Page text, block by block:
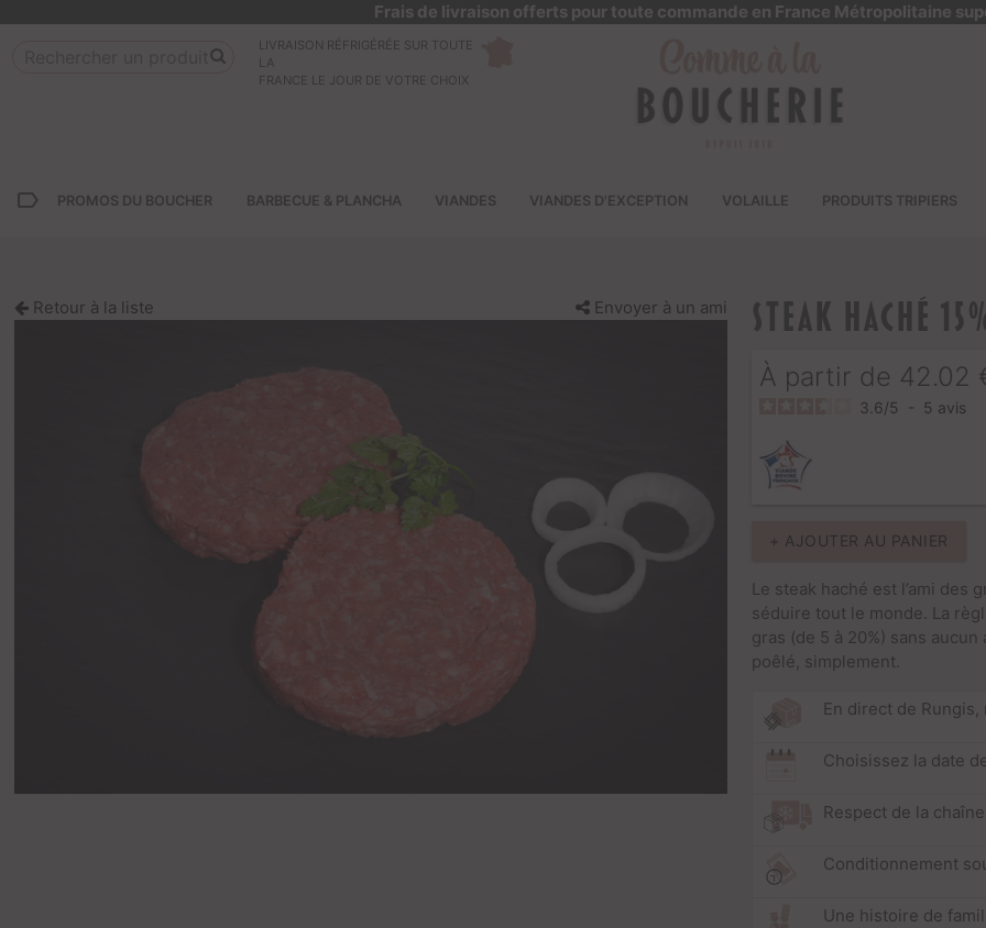
Frais de livraison offerts pour toute commande en France Métropolitaine
LIVRAISON RÉFRIGÉRÉE SUR TOUTE
LA
FRANCE LE JOUR DE VOTRE CHOIX
label_outline PROMOS DU BOUCHER BARBECUE & PLANCHA VIANDES VIANDES D'EXCEPTION VOLAILLE PRODUITS TRIPIERS
Retour à la liste Envoyer à un ami Steak haché
À partir de 42.02
3.6/5 - 5 avis
+ AJOUTER AU PANIER
Le steak haché est l’ami des
séduire tout le monde. La
gras (de 5 à 20%) sans
poêlé, simplement.
En direct de
Choisissez la date
Respect de la
Conditionnement
Une histoire de